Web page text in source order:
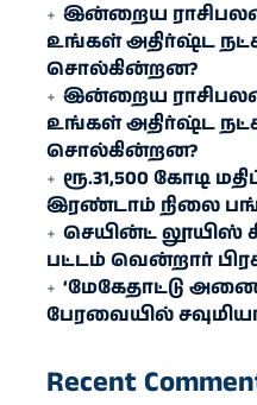
இன்றைய
உங்கள் அதிர்ஷ்ட
சொல்கின்றன?
இன்றைய
உங்கள் அதிர்ஷ்ட
சொல்கின்றன?
ரூ.31,500 கோடி
இரண்​டாம் நிலை
செயின்ட் லூயிஸ்
பட்டம் வென்றார்
‘மேகேதாட்டு
பேரவையில்
Recent